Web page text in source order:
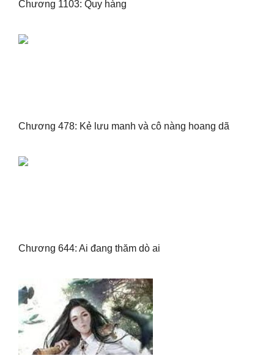
Chương 1103: Quy hàng
Chương 478: Kẻ lưu manh và cô nàng hoang dã
Chương 644: Ai đang thăm dò ai